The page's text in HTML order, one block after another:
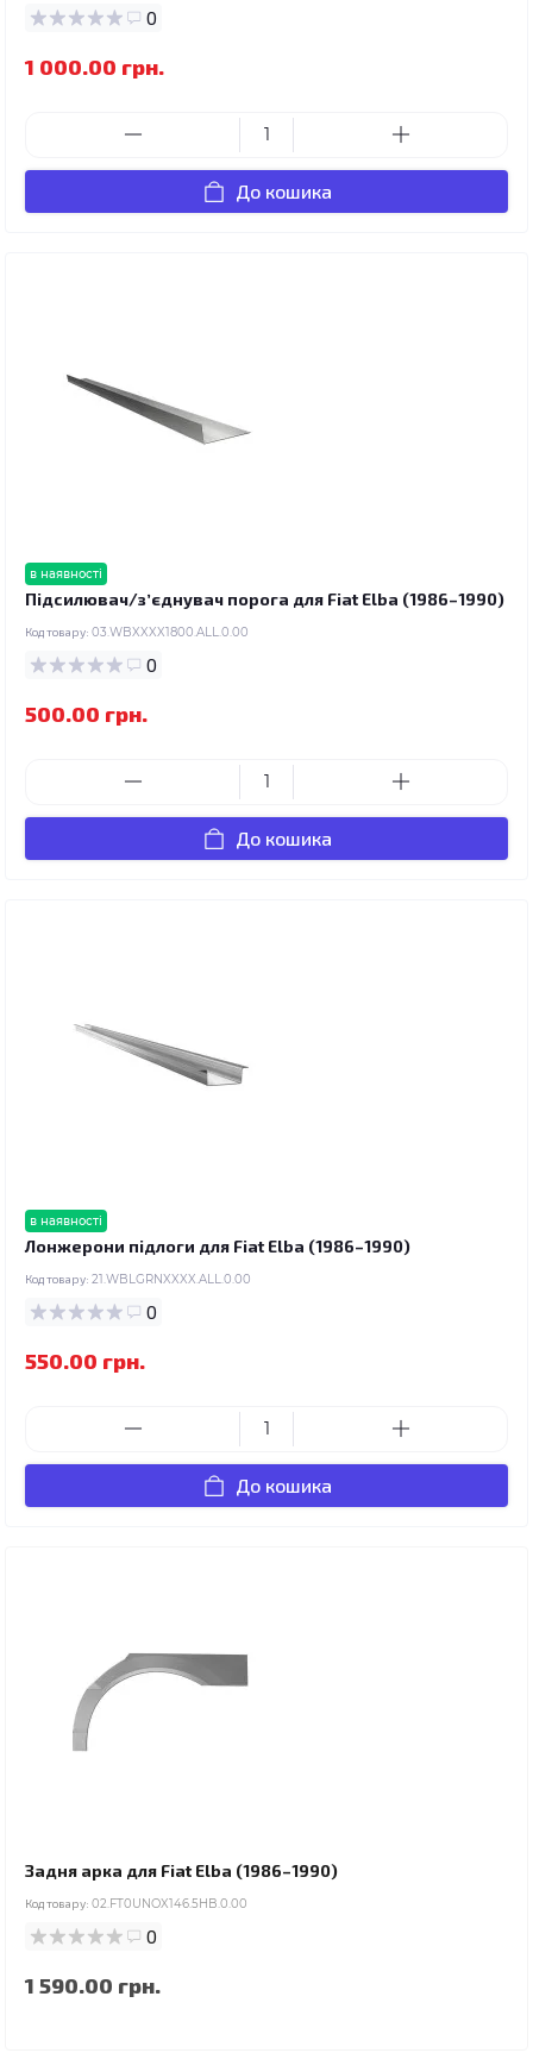
0
1 000.00 грн.
До кошика
в наявності
Підсилювач/зʼєднувач порога для Fiat Elba (1986–1990)
Код товару: 03.WBXXXX1800.ALL.0.00
0
500.00 грн.
До кошика
в наявності
Лонжерони підлоги для Fiat Elba (1986–1990)
Код товару: 21.WBLGRNXXXX.ALL.0.00
0
550.00 грн.
До кошика
Задня арка для Fiat Elba (1986–1990)
Код товару: 02.FT0UNOX146.5HB.0.00
0
1 590.00 грн.